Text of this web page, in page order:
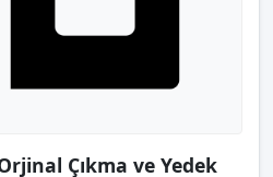
Çıkma ve Yedek